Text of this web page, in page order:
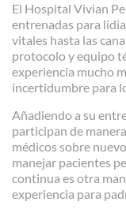
El Hospital Vivian
entrenadas para
vitales hasta las
protocolo y equipo
experiencia mucho
incertidumbre para
Añadiendo a su
participan de
médicos sobre
manejar pacientes
continua es otra
experiencia para